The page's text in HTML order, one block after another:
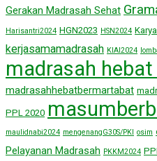
Gerakan Madrasah Sehat
Harisantri2024 HGN2023 HSN2024
kerjasamamadrasah KIAI2024
madrasah
madrasahhebatbermartabat
PPL 2020
maulidnabi2024 mengenangG30S/PKI osim
Pelayanan Madrasah PKKM2024